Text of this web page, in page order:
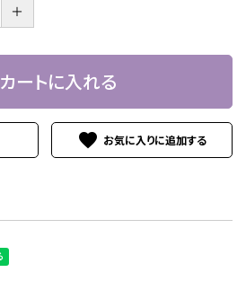
＋
カートに入れる
favorite